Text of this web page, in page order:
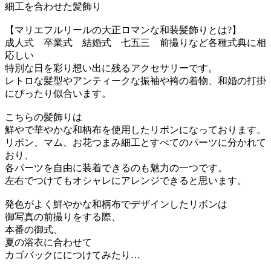
細工を合わせた髪飾り
【マリエフルリールの大正ロマンな和装髪飾りとは?】
成人式 卒業式 結婚式 七五三 前撮りなど各種式典に相
応しい
特別な日を彩り想い出に残るアクセサリーです。
レトロな髪型やアンティークな振袖や袴の着物、和婚の打掛
にぴったり似合います。
こちらの髪飾りは
鮮やで華やかな和柄布を使用したリボンになっております。
リボン、マム、お花つまみ細工とすべてのパーツに分かれて
おり、
各パーツを自由に装着できるのも魅力の一つです。
左右でつけてもオシャレにアレンジできると思います。
発色がよく鮮やかな和柄布でデザインしたリボンは
御写真の前撮りをする際、
本番の御式、
夏の浴衣に合わせて
カゴバックににつけてみたり…